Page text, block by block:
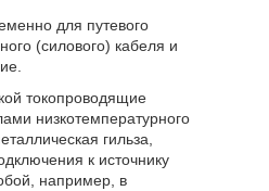
для путевого
(силового) кабеля и
токопроводящие
низкотемпературного
гильза,
к источнику
например, в